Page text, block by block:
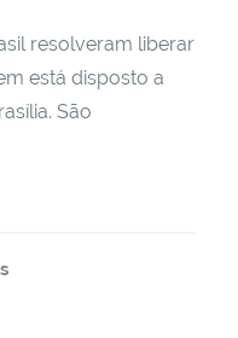
resolveram liberar
está disposto a
São